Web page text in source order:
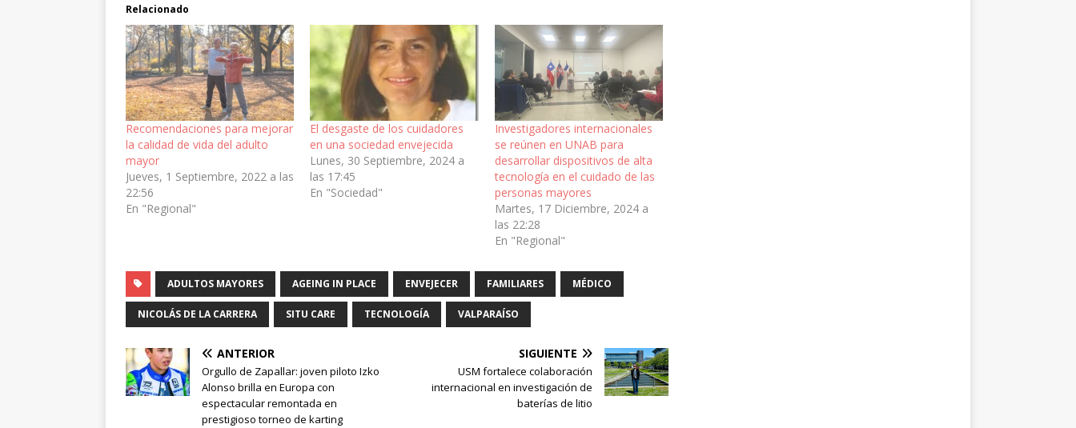
Relacionado
Recomendaciones para mejorar
la calidad de vida del adulto
mayor
Jueves, 1 Septiembre, 2022 a las
22:56
En "Regional"
El desgaste de los cuidadores
en una sociedad envejecida
Lunes, 30 Septiembre, 2024 a
las 17:45
En "Sociedad"
Investigadores internacionales
se reúnen en UNAB para
desarrollar dispositivos de alta
tecnología en el cuidado de las
personas mayores
Martes, 17 Diciembre, 2024 a
las 22:28
En "Regional"
ADULTOS MAYORES AGEING IN PLACE ENVEJECER FAMILIARES MÉDICO
NICOLÁS DE LA CARRERA SITU CARE TECNOLOGÍA VALPARAÍSO
ANTERIOR
Orgullo de Zapallar: joven piloto Izko
Alonso brilla en Europa con
espectacular remontada en
prestigioso torneo de karting
SIGUIENTE
USM fortalece colaboración
internacional en investigación de
baterías de litio